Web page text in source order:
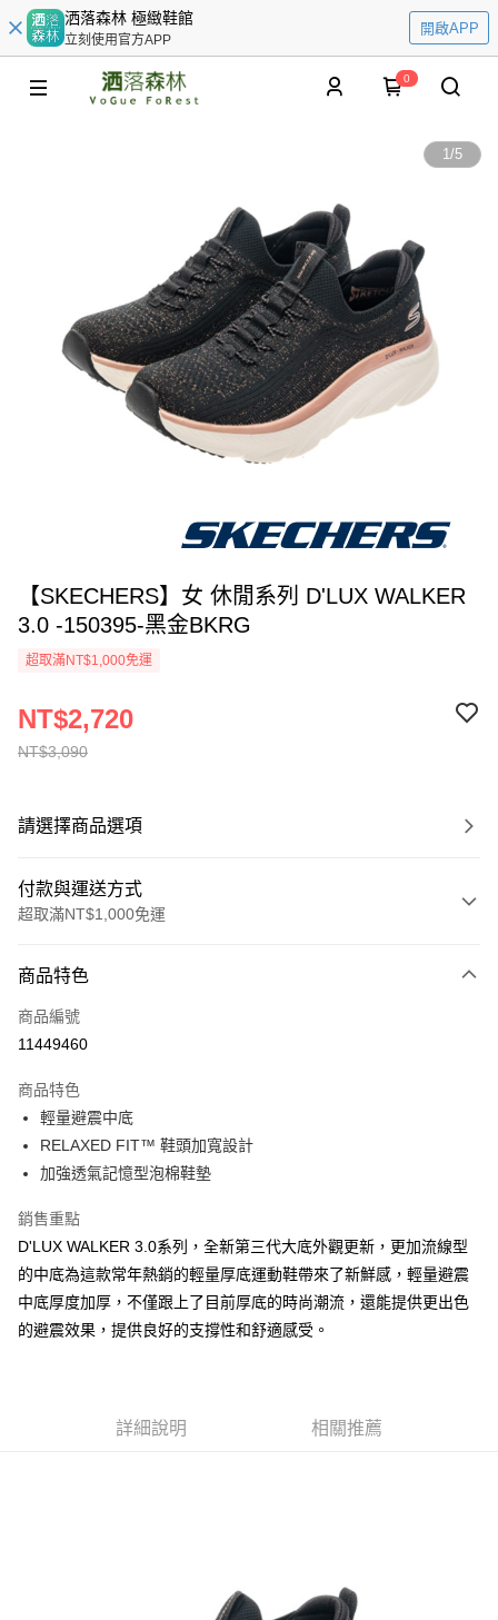
洒落森林 極緻鞋館
立刻使用官方APP
開啟APP
0
1/5
【SKECHERS】女 休閒系列 D'LUX WALKER
3.0 -150395-黑金BKRG
超取滿NT$1,000免運
NT$3,090
NT$2,720
請選擇商品選項
付款與運送方式
超取滿NT$1,000免運
信用卡一次付款
超商取貨付款
運送方式
全家取貨付款
每筆NT$60，滿NT$1,000(含以上)免運費
每筆NT$60，滿NT$1,000(含以上)免運費
宅配
每筆NT$80，滿NT$1,000(含以上)免運費
商品特色
商品編號
11449460
商品特色
輕量避震中底
RELAXED FIT™ 鞋頭加寬設計
加強透氣記憶型泡棉鞋墊
銷售重點
D'LUX WALKER 3.0系列，全新第三代大底外觀更新，更加流線型
的中底為這款常年熱銷的輕量厚底運動鞋帶來了新鮮感，輕量避震
中底厚度加厚，不僅跟上了目前厚底的時尚潮流，還能提供更出色
的避震效果，提供良好的支撐性和舒適感受。
詳細說明 相關推薦